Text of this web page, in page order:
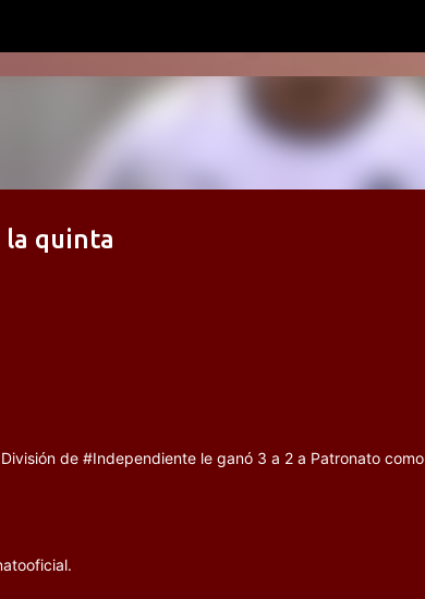
la quinta
de #Independiente le ganó 3 a 2 a Patronato como